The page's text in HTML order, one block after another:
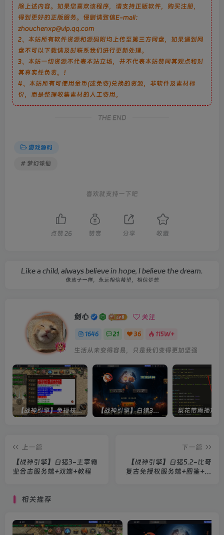
除上述内容。如果您喜欢该程序，请支持正版软件，购买注册，
得到更好的正版服务。侵删请致信E-mail：
zhouchenxp@vip.qq.com
2、本站所有软件资源和源码附均上传至第三方网盘，如果遇到网
盘不可以下载请及时联系我们进行更新处理。
3、本站一切资源不代表本站立场，并不代表本站赞同其观点和对
其真实性负责。！
4、本站所有可使用金币(或免费)兑换的资源，非软件及素材标
价，而是整理收集素材的人工费用。
THE END
游戏源码
# 梦幻诛仙
喜欢就支持一下吧
点赞 26 赞赏 分享 收藏
Like a child, always believe in hope, I believe the dream.
像孩子一样，永远相信希望，相信梦想
剑心 关注
1646 21 36 115W+
生活从未变得容易，只是我们变得更加坚强
【战神引擎】免授权-原生 [全屏自动拾取] 插件 + 配置教程（更新修复版，具体自测） 【战神引擎】白猪3-流浪战神3神技8大陆全屏拾取版特色服务端+生肖+转生+秘境+神魔+双端+教程(更新眼神拾取)
上一篇
【战神引擎】白猪3-主宰霸
业合击服务端+双端+教程
下一篇
【战神引擎】白猪5.2-比奇
复古免授权服务端+图鉴+成
相关推荐